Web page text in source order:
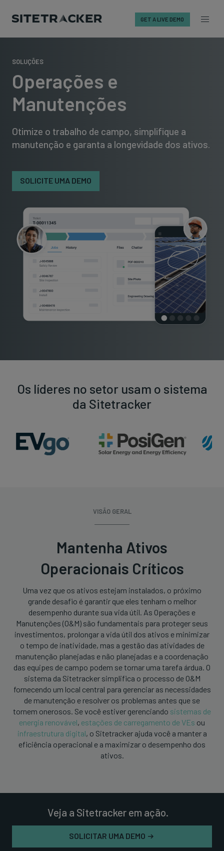
content
GET A LIVE DEMO
SOLUÇÕES
Operações e
Manutenções
Otimize o trabalho de campo, simplifique a
manutenção e garanta a longevidade dos ativos.
SOLICITE UMA DEMO
Os líderes no setor usam o sistema
da Sitetracker
VISÃO GERAL
Mantenha Ativos
Operacionais Críticos
Uma vez que os ativos estejam instalados, o próximo
grande desafio é garantir que eles tenham o melhor
desempenho durante sua vida útil. As Operações e
Manutenções (O&M) são fundamentais para proteger seus
investimentos, prolongar a vida útil dos ativos e minimizar
o tempo de inatividade, mas a gestão das atividades de
manutenção planejadas e não planejadas e a coordenação
das equipes de campo podem se tornar uma tarefa árdua. O
sistema da Sitetracker simplifica o processo de O&M
fornecendo um local central para gerenciar as necessidades
de manutenção e resolver os problemas antes que se
tornem onerosos. Se você estiver gerenciando sistemas de
energia renovável, estações de carregamento de VEs ou
infraestrutura digital, o Sitetracker ajuda você a manter a
eficiência operacional e a maximizar o desempenho dos
ativos.
Veja a Sitetracker em ação.
SOLICITAR UMA DEMO